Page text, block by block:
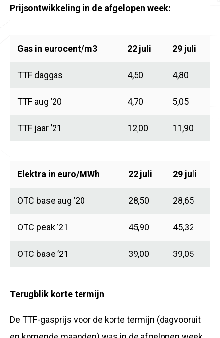
Prijsontwikkeling in de afgelopen week:
Gas in eurocent/m3 22 juli 29 juli
TTF daggas 4,50 4,80
TTF aug ’20 4,70 5,05
TTF jaar ’21 12,00 11,90
Elektra in euro/MWh 22 juli 29 juli
OTC base aug ’20 28,50 28,65
OTC peak ’21 45,90 45,32
OTC base ’21 39,00 39,05
Terugblik korte termijn
De TTF-gasprijs voor de korte termijn (dagvooruit